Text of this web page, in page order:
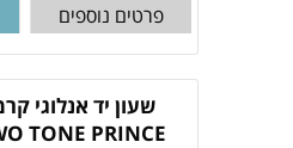
פרטים נוספים
שעון יד אנלוגי
TONE PRINCE